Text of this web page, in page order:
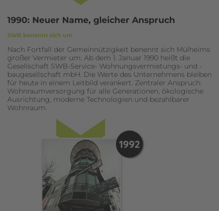
1990: Neuer Name, gleicher Anspruch
SWB benennt sich um
Nach Fortfall der Gemeinnützigkeit benennt sich Mülheims
großer Vermieter um: Ab dem 1. Januar 1990 heißt die
Gesellschaft SWB-Service- Wohnungsvermietungs- und -
baugesellschaft mbH. Die Werte des Unternehmens bleiben
für heute in einem Leitbild verankert. Zentraler Anspruch:
Wohnraumversorgung für alle Generationen, ökologische
Ausrichtung, moderne Technologien und bezahlbarer
Wohnraum.